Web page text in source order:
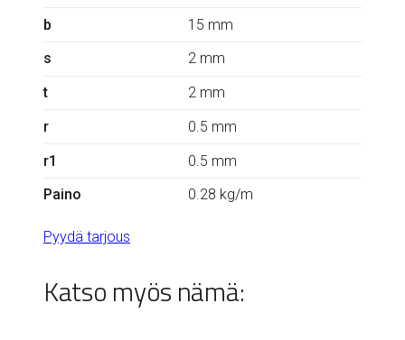
b
15 mm
s
2 mm
t
2 mm
r
0.5 mm
r1
0.5 mm
Paino
0.28 kg/m
Pyydä tarjous
Katso myös nämä: